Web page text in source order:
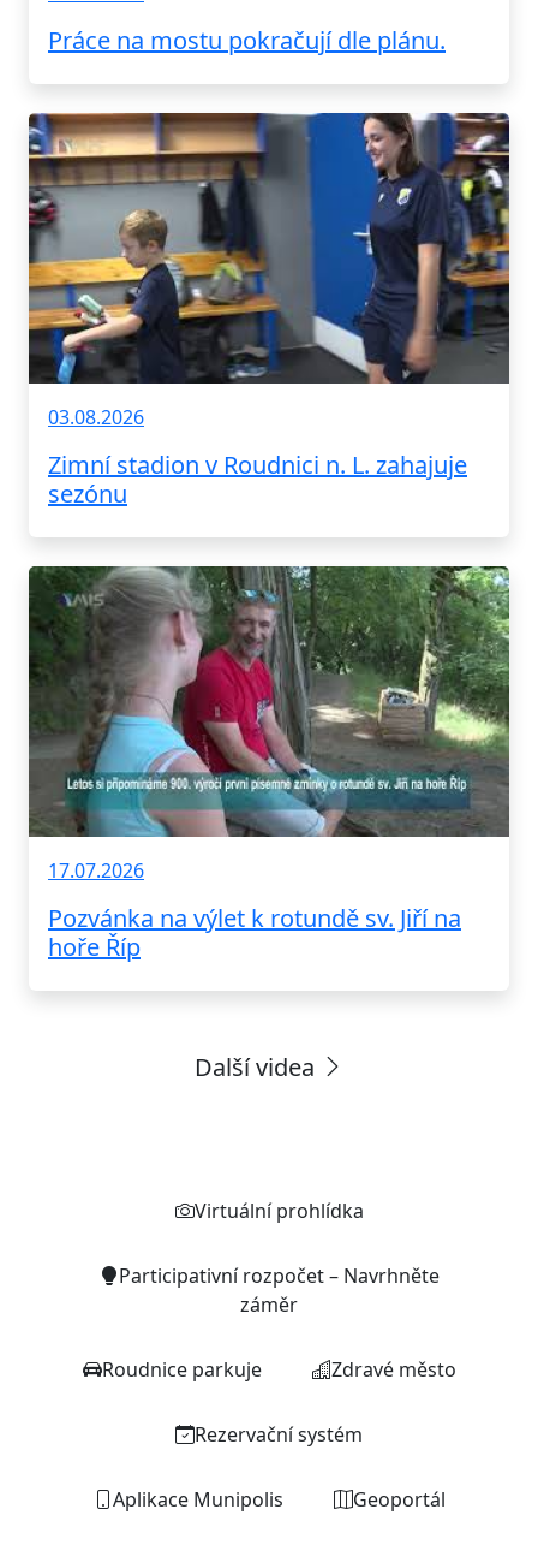
Práce na mostu pokračují dle plánu.
03.08.2026
Zimní stadion v Roudnici n. L. zahajuje
sezónu
17.07.2026
Pozvánka na výlet k rotundě sv. Jiří na
hoře Říp
Další videa
Virtuální prohlídka
Participativní rozpočet – Navrhněte
záměr
Roudnice parkuje Zdravé město
Rezervační systém
Aplikace Munipolis Geoportál